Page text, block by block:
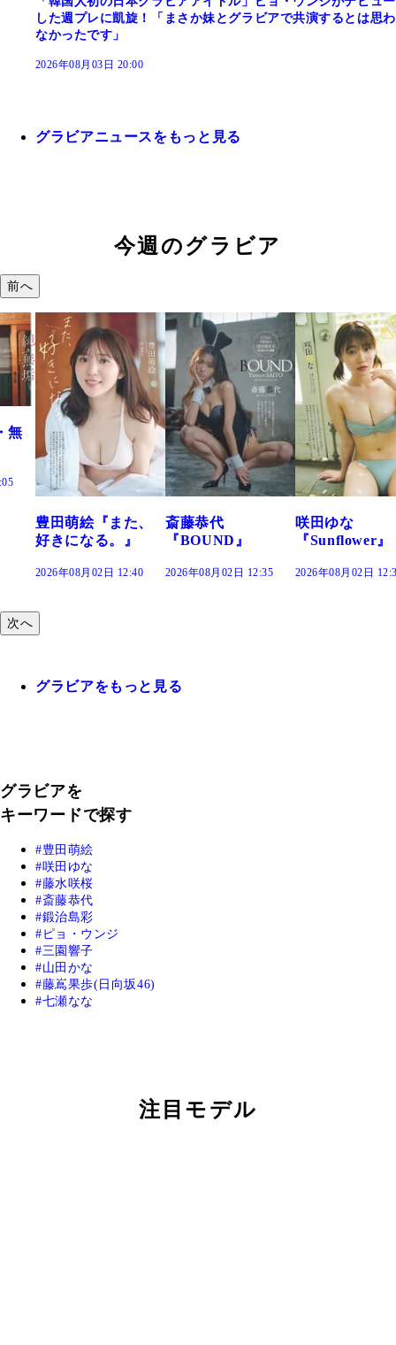
した週プレに凱旋！「まさか妹とグラビアで共演するとは思わ
なかったです」
2026年08月03日 20:00
グラビアニュースをもっと見る
今週のグラビア
前へ
斎藤恭代
『BOUND』
2026年08月02日 12:35
咲田ゆな
『Sunflower』
2026年08月02日 12:30
藤水咲桜『花
だまり』
2026年08月02日
次へ
グラビアをもっと見る
グラビアを
キーワードで探す
豊田萌絵
咲田ゆな
藤水咲桜
斎藤恭代
鍛治島彩
ピョ・ウンジ
三園響子
山田かな
藤嶌果歩(日向坂46)
七瀬なな
注目モデル